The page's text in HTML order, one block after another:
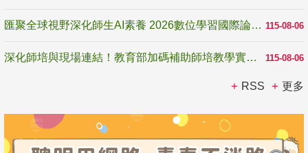
115-08-06
匯聚全球視野深化師生AI素養 2026數位學習國際論壇高雄登場
115-08-06
深化師培與現場連結！教育部加碼補助師培教學實踐研究 10月師培國際研討會交流教學實踐經驗
RSS 更多